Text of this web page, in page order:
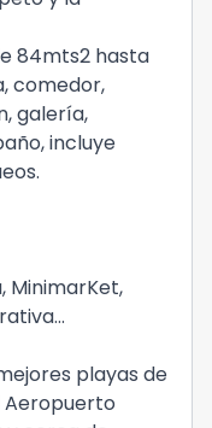
84mts2 hasta
comedor,
galería,
incluye
MinimarKet,
playas de
Aeropuerto